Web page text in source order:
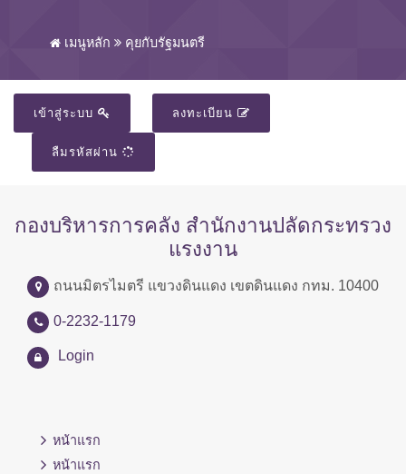
เมนูหลัก คุยกับรัฐมนตรี
เข้าสู่ระบบ ลงทะเบียน
ลืมรหัสผ่าน
กองบริหารการคลัง สำนักงานปลัดกระทรวง
แรงงาน
ถนนมิตรไมตรี แขวงดินแดง เขตดินแดง กทม. 10400
0-2232-1179
Login
หน้าแรก
หน้าแรก